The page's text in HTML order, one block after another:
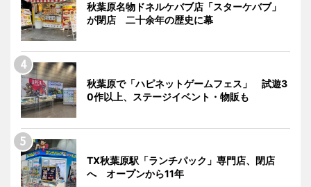
秋葉原名物ドネルケバブ店「スターケバブ」
が閉店 二十余年の歴史に幕
秋葉原で「ハピネットゲームフェス」 試遊3
0作以上、ステージイベント・物販も
TX秋葉原駅「ランチパック」専門店、閉店
へ オープンから11年